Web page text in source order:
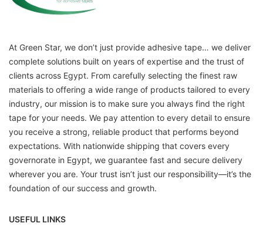
At Green Star, we don’t just provide adhesive tape… we deliver
complete solutions built on years of expertise and the trust of
clients across Egypt. From carefully selecting the finest raw
materials to offering a wide range of products tailored to every
industry, our mission is to make sure you always find the right
tape for your needs. We pay attention to every detail to ensure
you receive a strong, reliable product that performs beyond
expectations. With nationwide shipping that covers every
governorate in Egypt, we guarantee fast and secure delivery
wherever you are. Your trust isn’t just our responsibility—it’s the
foundation of our success and growth.
USEFUL LINKS